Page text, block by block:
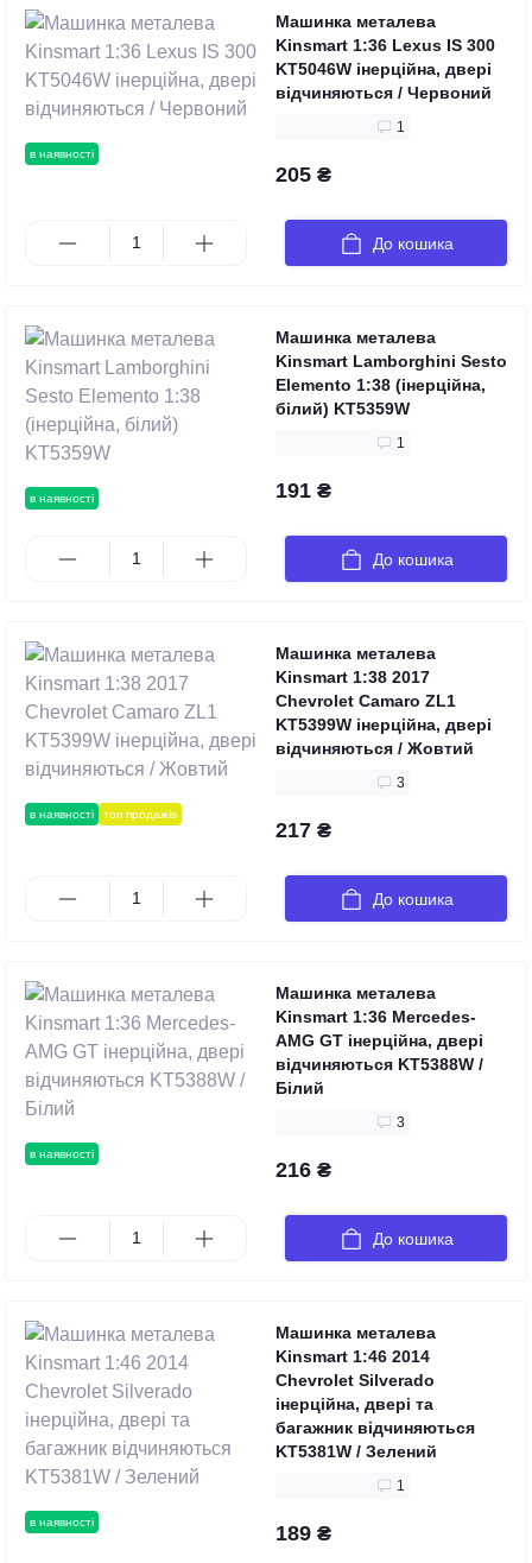
в наявності
Машинка металева
Kinsmart 1:36 Lexus IS 300
KT5046W інерційна, двері
відчиняються / Червоний
1
205 ₴
До кошика
в наявності
Машинка металева
Kinsmart Lamborghini Sesto
Elemento 1:38 (інерційна,
білий) KT5359W
1
191 ₴
До кошика
в наявності топ продажів
Машинка металева
Kinsmart 1:38 2017
Chevrolet Camaro ZL1
KT5399W інерційна, двері
відчиняються / Жовтий
3
217 ₴
До кошика
в наявності
Машинка металева
Kinsmart 1:36 Mercedes-
AMG GT інерційна, двері
відчиняються KT5388W /
Білий
3
216 ₴
До кошика
в наявності
Машинка металева
Kinsmart 1:46 2014
Chevrolet Silverado
інерційна, двері та
багажник відчиняються
KT5381W / Зелений
1
189 ₴